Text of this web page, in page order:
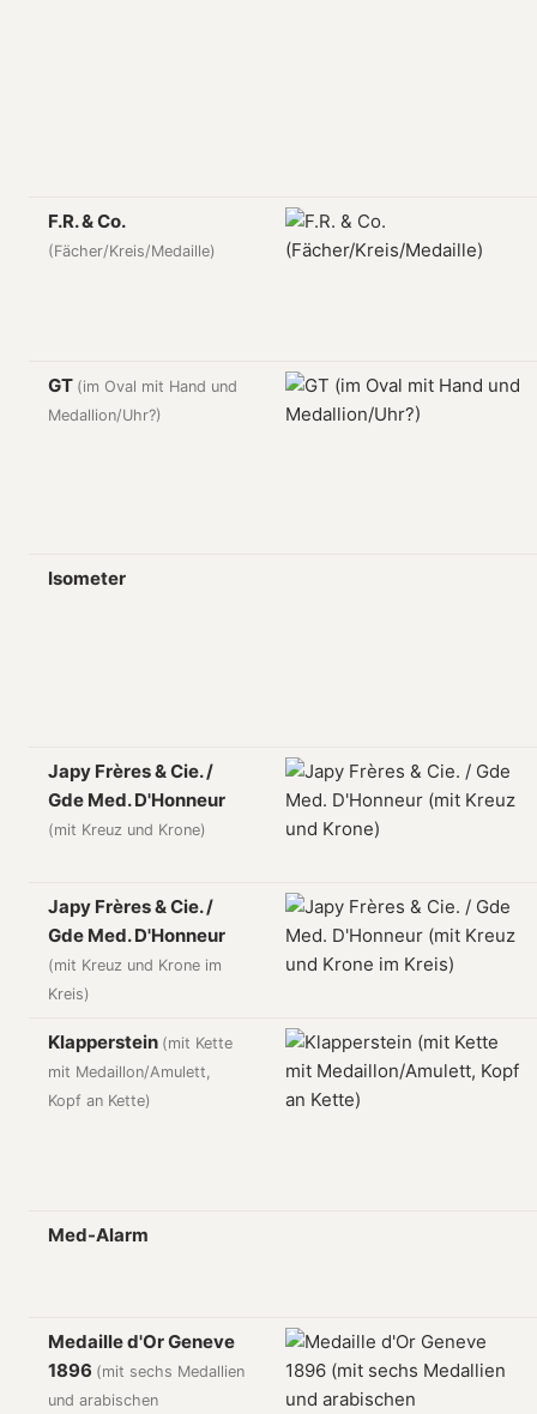
F.R. & Co.
(Fächer/Kreis/Medaille)
GT (im Oval mit Hand und
Medallion/Uhr?)
Isometer
Japy Frères & Cie. /
Gde Med. D'Honneur
(mit Kreuz und Krone)
Japy Frères & Cie. /
Gde Med. D'Honneur
(mit Kreuz und Krone im
Kreis)
Klapperstein (mit Kette
mit Medaillon/Amulett,
Kopf an Kette)
Med-Alarm
Medaille d'Or Geneve
1896 (mit sechs Medallien
und arabischen